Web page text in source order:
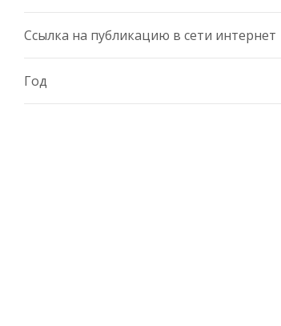
Ссылка на публикацию в сети интернет
Год